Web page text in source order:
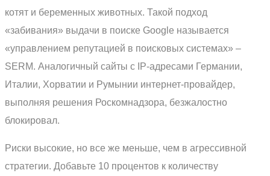
котят и беременных животных. Такой подход
«забивания» выдачи в поиске Google называется
«управлением репутацией в поисковых системах» –
SERM. Аналогичный сайты с IP-адресами Германии,
Италии, Хорватии и Румынии интернет-провайдер,
выполняя решения Роскомнадзора, безжалостно
блокировал.
Риски высокие, но все же меньше, чем в агрессивной
стратегии. Добавьте 10 процентов к количеству